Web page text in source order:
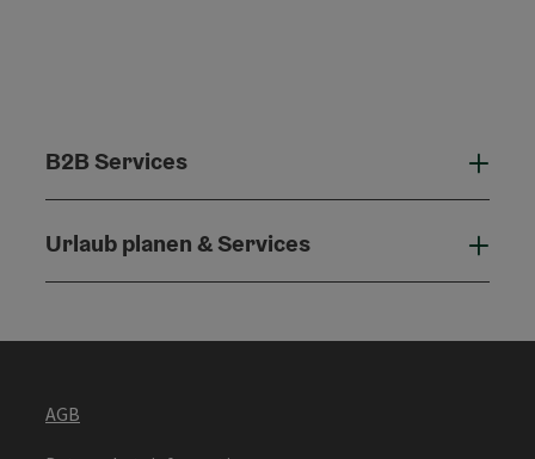
B2B Services
Urlaub planen & Services
AGB